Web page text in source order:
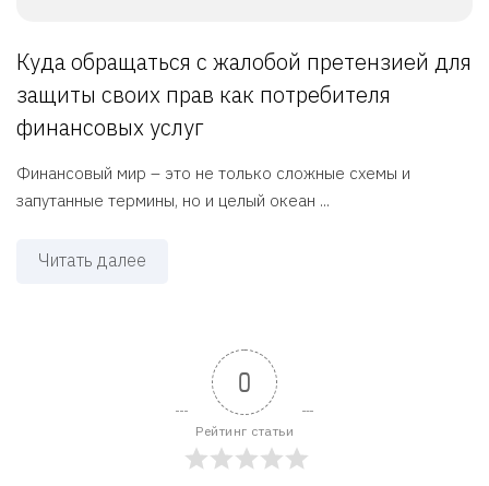
Куда обращаться с жалобой претензией для
защиты своих прав как потребителя
финансовых услуг
Финансовый мир – это не только сложные схемы и
запутанные термины, но и целый океан ...
Читать далее
0
Рейтинг статьи